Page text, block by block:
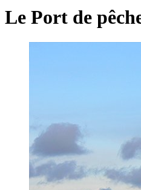
Le Port de